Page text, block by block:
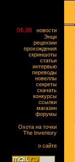
06.08
новости
Энци
рецензии
прохождения
скриншоты
статьи
интервью
переводы
новеллы
секреты
скачать
конкурсы
ссылки
магазин
форумы
Охота на точки
The Inventory
о сайте